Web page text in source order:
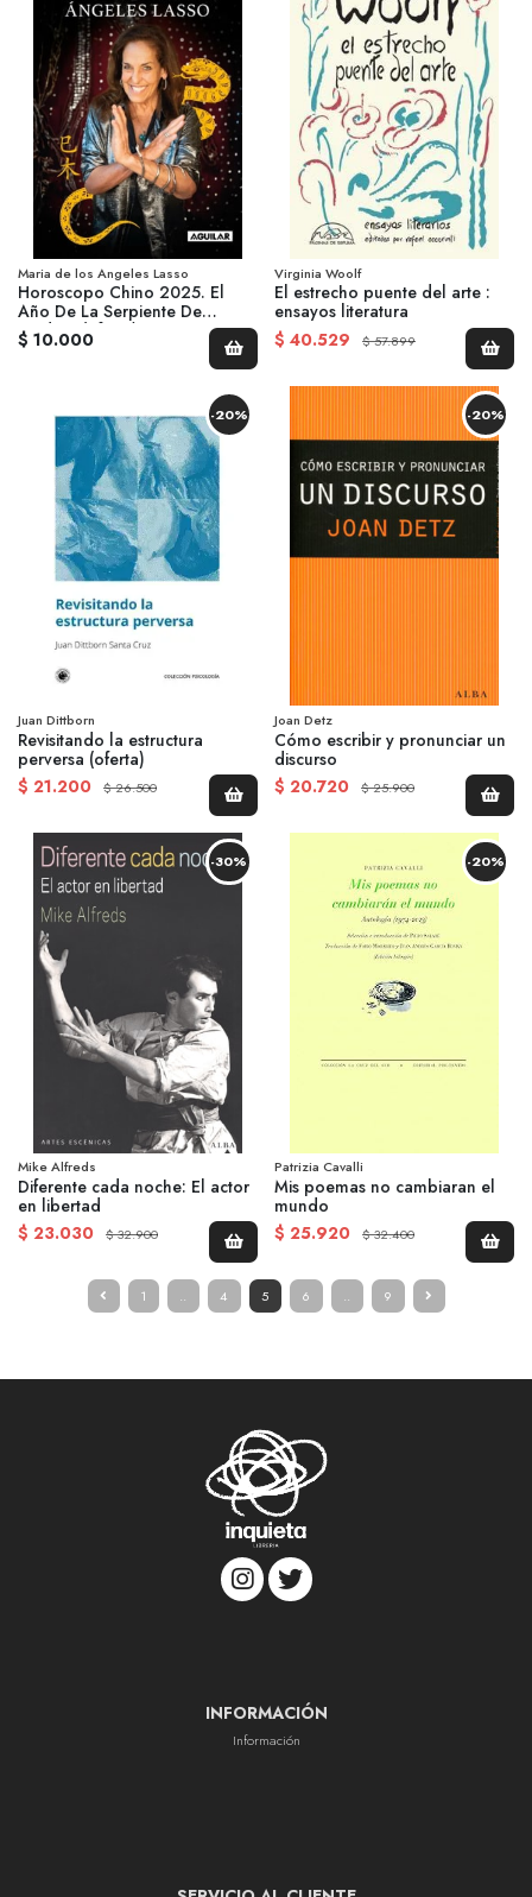
Maria de los Angeles Lasso
Horoscopo Chino 2025. El
Año De La Serpiente De
Madera (oferta)
$ 10.000
Virginia Woolf
El estrecho puente del arte :
ensayos literatura
$ 40.529
$ 57.899
-20%
Juan Dittborn
Revisitando la estructura
perversa (oferta)
$ 21.200
$ 26.500
-20%
Joan Detz
Cómo escribir y pronunciar un
discurso
$ 20.720
$ 25.900
-30%
Mike Alfreds
Diferente cada noche: El actor
en libertad
$ 23.030
$ 32.900
-20%
Patrizia Cavalli
Mis poemas no cambiaran el
mundo
$ 25.920
$ 32.400
1 .. 4 5 6 .. 9
INFORMACIÓN
Información